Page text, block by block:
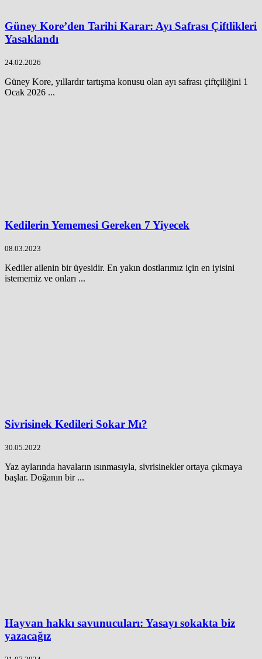
Güney Kore’den Tarihi Karar: Ayı Safrası Çiftlikleri
Yasaklandı
24.02.2026
Güney Kore, yıllardır tartışma konusu olan ayı safrası çiftçiliğini 1
Ocak 2026 ...
Kedilerin Yememesi Gereken 7 Yiyecek
08.03.2023
Kediler ailenin bir üyesidir. En yakın dostlarımız için en iyisini
istememiz ve onları ...
Sivrisinek Kedileri Sokar Mı?
30.05.2022
Yaz aylarında havaların ısınmasıyla, sivrisinekler ortaya çıkmaya
başlar. Doğanın bir ...
Hayvan hakkı savunucuları: Yasayı sokakta biz
yazacağız